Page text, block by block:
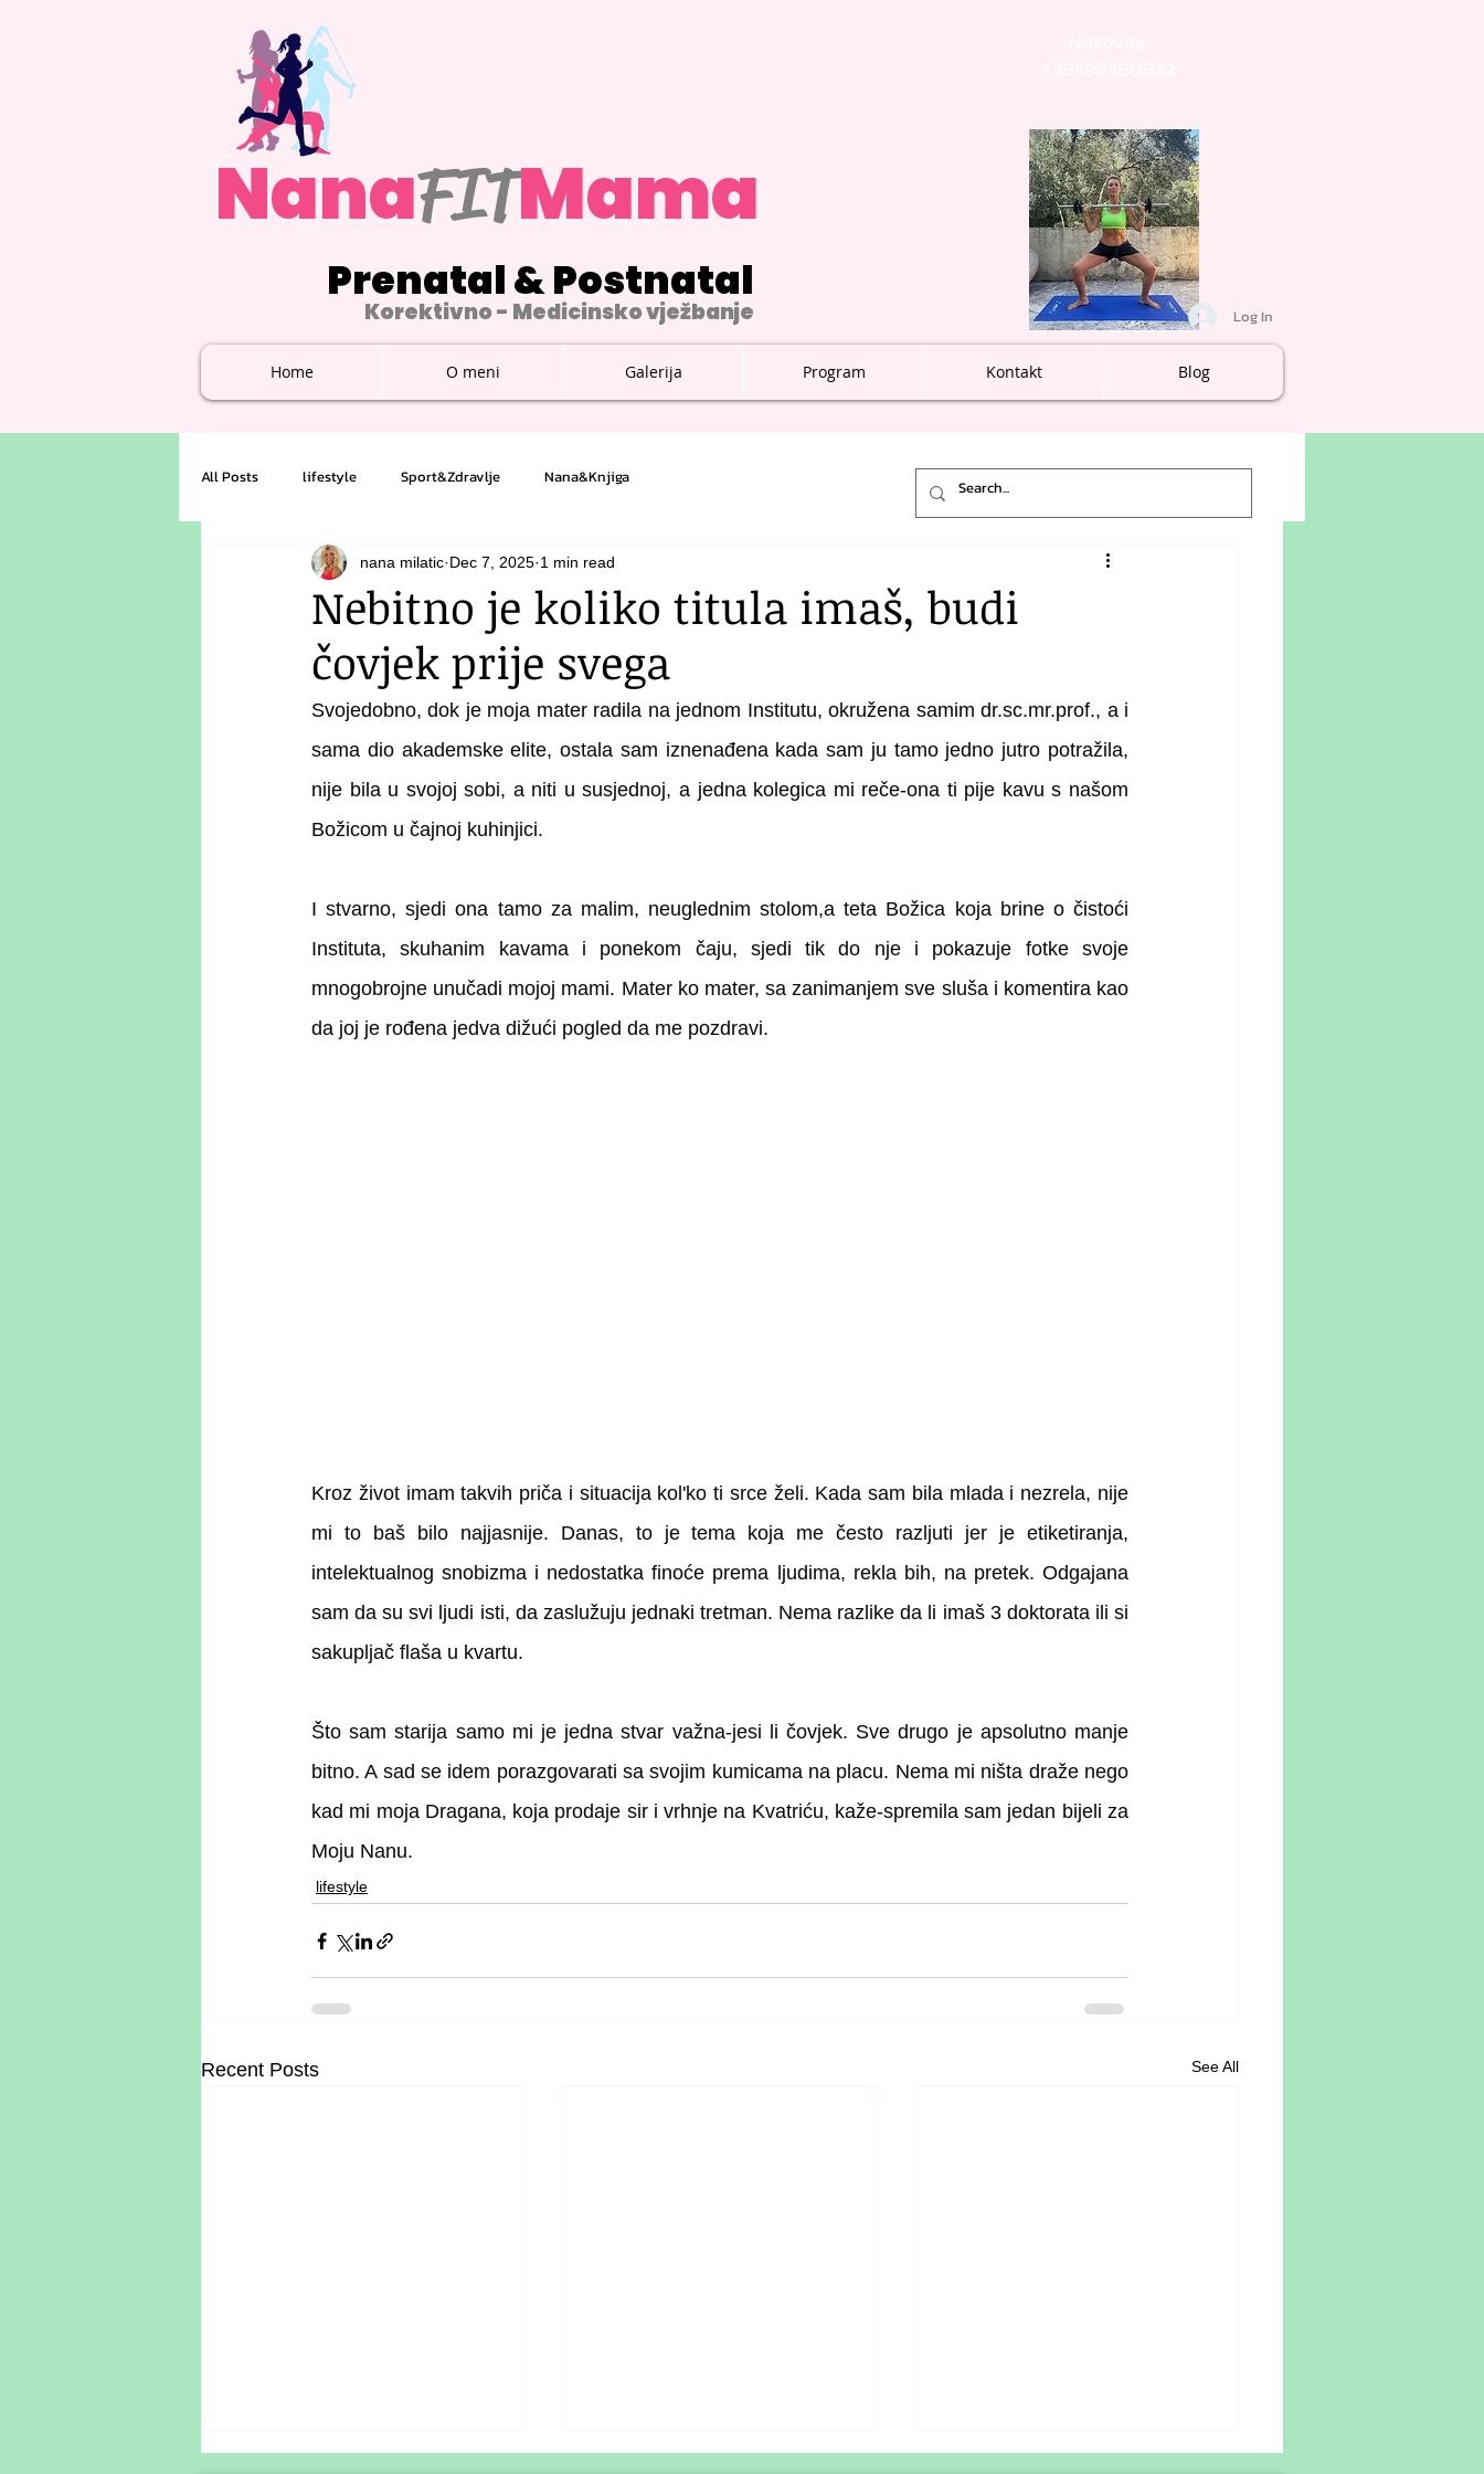
NanaFITMama
Prenatal & Postnatal
Korektivno - Medicinsko vježbanje
Home O meni Galerija Program Kontakt Blog
All Posts lifestyle Sport&Zdravlje Nana&Knjiga
Nebitno je koliko titula imaš, budi
čovjek prije svega
nana milatic Dec 7, 2025 1 min read
Svojedobno, dok je moja mater radila na jednom Institutu, okružena samim dr.sc.mr.prof., a i
sama dio akademske elite, ostala sam iznenađena kada sam ju tamo jedno jutro potražila,
nije bila u svojoj sobi, a niti u susjednoj, a jedna kolegica mi reče-ona ti pije kavu s našom
Božicom u čajnoj kuhinjici.
I stvarno, sjedi ona tamo za malim, neuglednim stolom,a teta Božica koja brine o čistoći
Instituta, skuhanim kavama i ponekom čaju, sjedi tik do nje i pokazuje fotke svoje
mnogobrojne unučadi mojoj mami. Mater ko mater, sa zanimanjem sve sluša i komentira kao
da joj je rođena jedva dižući pogled da me pozdravi.
Kroz život imam takvih priča i situacija kol'ko ti srce želi. Kada sam bila mlada i nezrela, nije
mi to baš bilo najjasnije. Danas, to je tema koja me često razljuti jer je etiketiranja,
intelektualnog snobizma i nedostatka finoće prema ljudima, rekla bih, na pretek. Odgajana
sam da su svi ljudi isti, da zaslužuju jednaki tretman. Nema razlike da li imaš 3 doktorata ili si
sakupljač flaša u kvartu.
Što sam starija samo mi je jedna stvar važna-jesi li čovjek. Sve drugo je apsolutno manje
bitno. A sad se idem porazgovarati sa svojim kumicama na placu. Nema mi ništa draže nego
kad mi moja Dragana, koja prodaje sir i vrhnje na Kvatriću, kaže-spremila sam jedan bijeli za
Moju Nanu.
lifestyle
Recent Posts See All
Log In